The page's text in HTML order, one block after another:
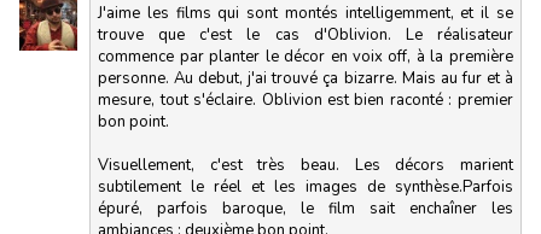
J'aime les films qui sont montés intelligemment, et il se
trouve que c'est le cas d'Oblivion. Le réalisateur
commence par planter le décor en voix off, à la première
personne. Au debut, j'ai trouvé ça bizarre. Mais au fur et à
mesure, tout s'éclaire. Oblivion est bien raconté : premier
bon point.
Visuellement, c'est très beau. Les décors marient
subtilement le réel et les images de synthèse.Parfois
épuré, parfois baroque, le film sait enchaîner les